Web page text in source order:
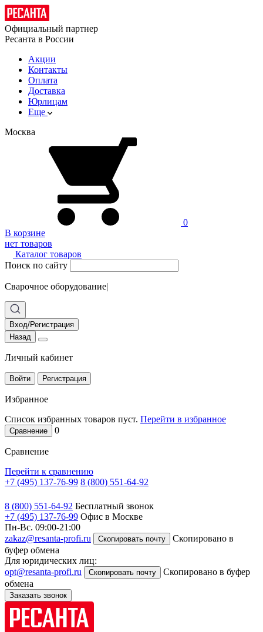
Официальный партнер
Ресанта в России
Акции
Контакты
Оплата
Доставка
Юрлицам
Еще
Москва
0
В корзине
нет товаров
Каталог товаров
Поиск по сайту
Сварочное оборудование|
Вход/Регистрация
Назад
Личный кабинет
Войти Регистрация
Избранное
Список избранных товаров пуст. Перейти в избранное
Сравнение 0
Сравнение
Перейти к сравнению
+7 (495) 137-76-99 8 (800) 551-64-92
8 (800) 551-64-92 Бесплатный звонок
+7 (495) 137-76-99 Офис в Москве
Пн-Вс. 09:00-21:00
zakaz@resanta-profi.ru
Скопировать почту
Скопировано в
буфер обмена
Для юридических лиц:
opt@resanta-profi.ru
Скопировать почту
Скопировано в буфер
обмена
Заказать звонок